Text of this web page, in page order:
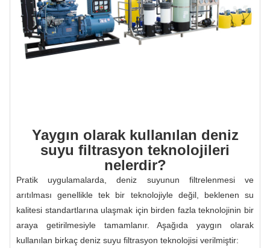
Yaygın olarak kullanılan deniz
suyu filtrasyon teknolojileri
nelerdir?
Pratik uygulamalarda, deniz suyunun filtrelenmesi ve
arıtılması genellikle tek bir teknolojiyle değil, beklenen su
kalitesi standartlarına ulaşmak için birden fazla teknolojinin bir
araya getirilmesiyle tamamlanır. Aşağıda yaygın olarak
kullanılan birkaç deniz suyu filtrasyon teknolojisi verilmiştir: